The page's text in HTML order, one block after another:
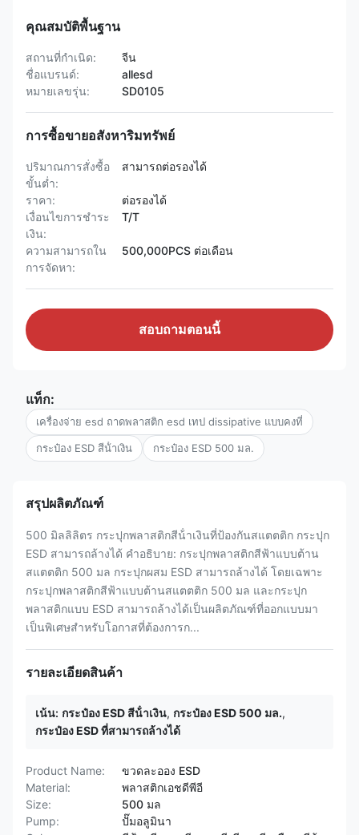
คุณสมบัติพื้นฐาน
สถานที่กำเนิด:
จีน
ชื่อแบรนด์:
allesd
หมายเลขรุ่น:
SD0105
การซื้อขายอสังหาริมทรัพย์
ปริมาณการสั่งซื้อ
ขั้นต่ำ:
สามารถต่อรองได้
ราคา:
ต่อรองได้
เงื่อนไขการชำระ
เงิน:
T/T
ความสามารถใน
การจัดหา:
500,000PCS ต่อเดือน
สอบถามตอนนี้
แท็ก:
เครื่องจ่าย esd ถาดพลาสติก esd เทป dissipative แบบคงที่
กระป๋อง ESD สีน้ําเงิน กระป๋อง ESD 500 มล.
สรุปผลิตภัณฑ์
500 มิลลิลิตร กระปุกพลาสติกสีน้ําเงินที่ป้องกันสแตตติก กระปุก
ESD สามารถล้างได้ คําอธิบาย: กระปุกพลาสติกสีฟ้าแบบต้าน
สแตตติก 500 มล กระปุกผสม ESD สามารถล้างได้ โดยเฉพาะ
กระปุกพลาสติกสีฟ้าแบบต้านสแตตติก 500 มล และกระปุก
พลาสติกแบบ ESD สามารถล้างได้เป็นผลิตภัณฑ์ที่ออกแบบมา
เป็นพิเศษสําหรับโอกาสที่ต้องการก...
รายละเอียดสินค้า
เน้น: กระป๋อง ESD สีน้ําเงิน, กระป๋อง ESD 500 มล.,
กระป๋อง ESD ที่สามารถล้างได้
Product Name:
ขวดละออง ESD
Material:
พลาสติกเอชดีพีอี
Size:
500 มล
Pump:
ปั๊มอลูมินา